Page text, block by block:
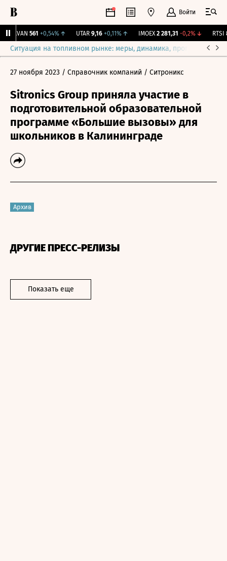
Войти
AVAN 561 +0,54%↑ UTAR 9,16 +0,11% ↑ IMOEX 2 281,31 -0,2%↓ RTSI
Ситуация на топливном рынке: меры, динамика, прогнозы
27 ноября 2023 / Справочник компаний / Ситроникс
Sitronics Group приняла участие в
подготовительной образовательной
программе «Большие вызовы» для
школьников в Калининграде
Архив
ДРУГИЕ ПРЕСС-РЕЛИЗЫ
Показать еще